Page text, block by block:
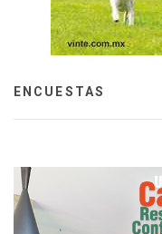
ENCUESTAS